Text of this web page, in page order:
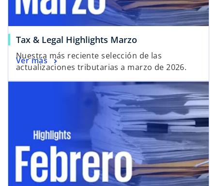
Tax & Legal Highlights Marzo
Nuestra más reciente selección de las
actualizaciones tributarias a marzo de 2026.
Ver más